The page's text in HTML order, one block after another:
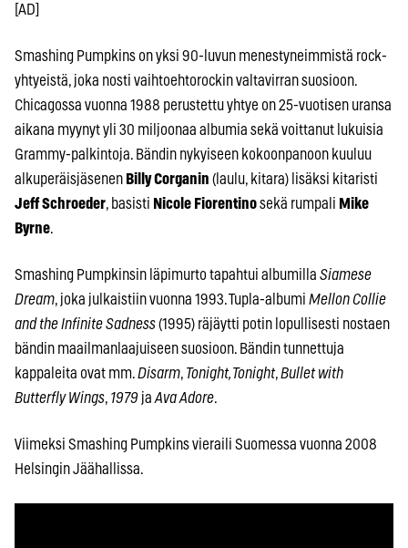
[AD]
Smashing Pumpkins on yksi 90-luvun menestyneimmistä rock-
yhtyeistä, joka nosti vaihtoehtorockin valtavirran suosioon.
Chicagossa vuonna 1988 perustettu yhtye on 25-vuotisen uransa
aikana myynyt yli 30 miljoonaa albumia sekä voittanut lukuisia
Grammy-palkintoja. Bändin nykyiseen kokoonpanoon kuuluu
alkuperäisjäsenen Billy Corganin (laulu, kitara) lisäksi kitaristi
Jeff Schroeder, basisti Nicole Fiorentinosekä rumpali Mike
Byrne.
Smashing Pumpkinsin läpimurto tapahtui albumilla Siamese
Dream, joka julkaistiin vuonna 1993. Tupla-albumi Mellon Collie
and the Infinite Sadness(1995) räjäytti potin lopullisesti nostaen
bändin maailmanlaajuiseen suosioon. Bändin tunnettuja
kappaleita ovat mm.Disarm, Tonight, Tonight,Bullet with
Butterfly Wings, 1979 ja Ava Adore.
Viimeksi Smashing Pumpkins vieraili Suomessa vuonna 2008
Helsingin Jäähallissa.